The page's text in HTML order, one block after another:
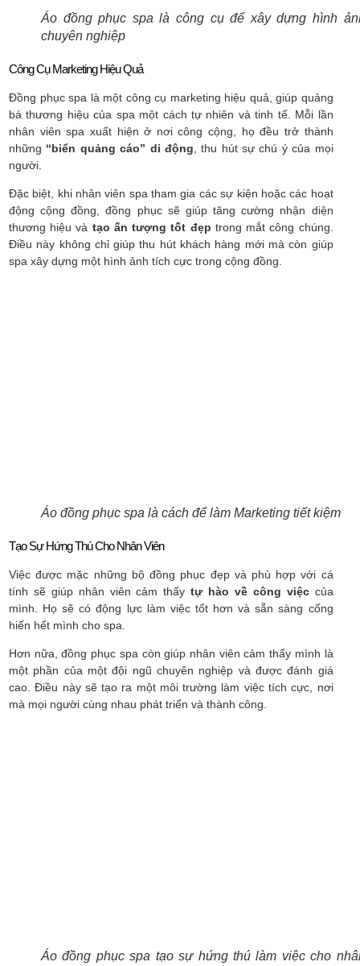
Áo đồng phục spa là công cụ để xây dựng hình
chuyên nghiệp
Công Cụ Marketing Hiệu Quả
Đồng phục spa là một công cụ marketing hiệu quả, giúp quảng
bá thương hiệu của spa một cách tự nhiên và tinh tế. Mỗi lần
nhân viên spa xuất hiện ở nơi công cộng, họ đều trở thành
những “biển quảng cáo” di động , thu hút sự chú ý của mọi
người.
Đặc biệt, khi nhân viên spa tham gia các sự kiện hoặc các hoạt
động cộng đồng, đồng phục sẽ giúp tăng cường nhận diện
thương hiệu và tạo ấn tượng tốt đẹp trong mắt công chúng.
Điều này không chỉ giúp thu hút khách hàng mới mà còn giúp
spa xây dựng một hình ảnh tích cực trong cộng đồng.
Áo đồng phục spa là cách để làm Marketing tiết kiệm
Tạo Sự Hứng Thú Cho Nhân Viên
Việc được mặc những bộ đồng phục đẹp và phù hợp với cá
tính sẽ giúp nhân viên cảm thấytự hào về công việccủa
mình. Họ sẽ có động lực làm việc tốt hơn và sẵn sàng cống
hiến hết mình cho spa.
Hơn nữa, đồng phục spa còn giúp nhân viên cảm thấy mình là
một phần của một đội ngũ chuyên nghiệp và được đánh giá
cao. Điều này sẽ tạo ra một môi trường làm việc tích cực, nơi
mà mọi người cùng nhau phát triển và thành công.
Áo đồng phục spa tạo sự hứng thú làm việc cho